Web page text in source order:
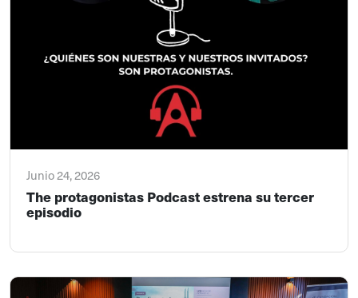
Junio 24, 2026
The protagonistas Podcast estrena su tercer
episodio